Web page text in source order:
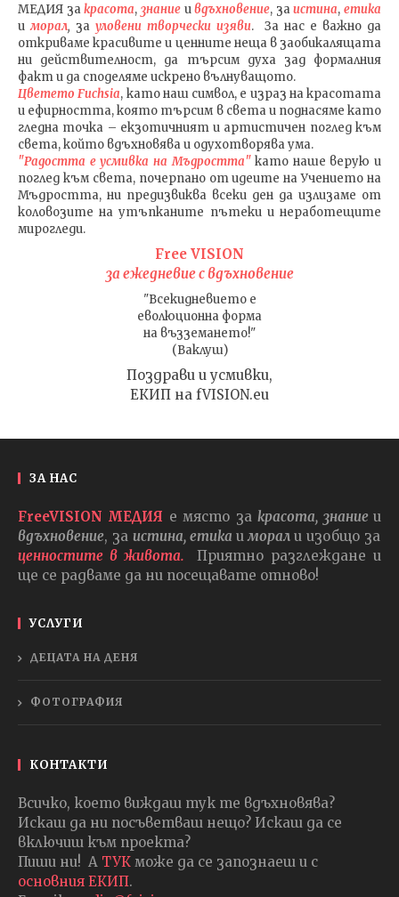
МЕДИЯ закрасота, знаниеивдъхновение, заистина, етика
иморал, за уловени творчески изяви. За нас е важно да
откриваме красивите и ценните неща в заобикалящата
ни действителност, да търсим духа зад формалния
факт и да споделяме искрено вълнуващото.
Цветето Fuchsia, като наш символ, е израз на красотата
и ефирността, която търсим в света и поднасяме като
гледна точка – екзотичният и артистичен поглед към
света, който вдъхновява и одухотворява ума.
"Радостта е усмивка на Мъдростта"като наше верую и
поглед към света, почерпано от идеите на Учението на
Мъдростта, ни предизвиква всеки ден да излизаме от
коловозите на утъпканите пътеки и неработещите
мирогледи.
Free VISION
за ежедневие с вдъхновение
"Всекидневието е
еволюционна форма
на възземането!"
(Ваклуш)
Поздрави и усмивки,
ЕКИП на fVISION.eu
ЗА НАС
FreeVISION МЕДИЯ е място закрасота, знаниеи
вдъхновение, за истина, етика и морали изобщо за
ценностите в живота.
Приятно разглеждане и
ще се радваме да ни посещавате отново!
УСЛУГИ
ДЕЦАТА НА ДЕНЯ
ФОТОГРАФИЯ
КОНТАКТИ
Всичко, което виждаш тук те вдъхновява?
Искаш да ни посъветваш нещо? Искаш да се
включиш към проекта?
Пиши ни! А ТУК може да се запознаеш и с
основния ЕКИП.